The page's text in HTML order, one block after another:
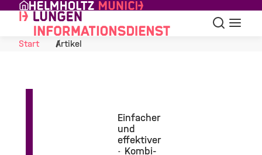
Skip to Content
Suche
Start
Artikel
Einfacher
und
effektiver
- Kombi-
Lungenforschung